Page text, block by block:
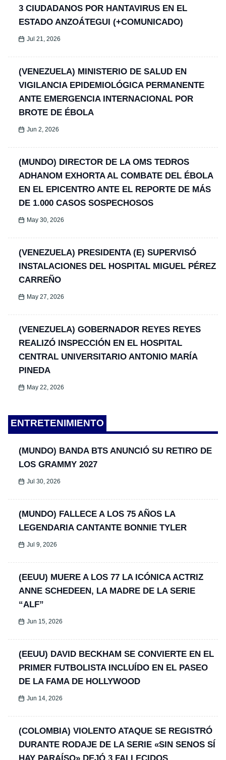
3 CIUDADANOS POR HANTAVIRUS EN EL
ESTADO ANZOÁTEGUI (+COMUNICADO)
Jul 21, 2026
(VENEZUELA) MINISTERIO DE SALUD EN
VIGILANCIA EPIDEMIOLÓGICA PERMANENTE
ANTE EMERGENCIA INTERNACIONAL POR
BROTE DE ÉBOLA
Jun 2, 2026
(MUNDO) DIRECTOR DE LA OMS TEDROS
ADHANOM EXHORTA AL COMBATE DEL ÉBOLA
EN EL EPICENTRO ANTE EL REPORTE DE MÁS
DE 1.000 CASOS SOSPECHOSOS
May 30, 2026
(VENEZUELA) PRESIDENTA (E) SUPERVISÓ
INSTALACIONES DEL HOSPITAL MIGUEL PÉREZ
CARREÑO
May 27, 2026
(VENEZUELA) GOBERNADOR REYES REYES
REALIZÓ INSPECCIÓN EN EL HOSPITAL
CENTRAL UNIVERSITARIO ANTONIO MARÍA
PINEDA
May 22, 2026
ENTRETENIMIENTO
(MUNDO) BANDA BTS ANUNCIÓ SU RETIRO DE
LOS GRAMMY 2027
Jul 30, 2026
(MUNDO) FALLECE A LOS 75 AÑOS LA
LEGENDARIA CANTANTE BONNIE TYLER
Jul 9, 2026
(EEUU) MUERE A LOS 77 LA ICÓNICA ACTRIZ
ANNE SCHEDEEN, LA MADRE DE LA SERIE
“ALF”
Jun 15, 2026
(EEUU) DAVID BECKHAM SE CONVIERTE EN EL
PRIMER FUTBOLISTA INCLUÍDO EN EL PASEO
DE LA FAMA DE HOLLYWOOD
Jun 14, 2026
(COLOMBIA) VIOLENTO ATAQUE SE REGISTRÓ
DURANTE RODAJE DE LA SERIE «SIN SENOS SÍ